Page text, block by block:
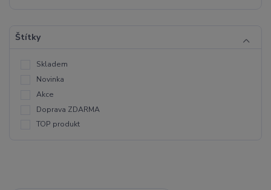
Štítky
Skladem
Novinka
Akce
Doprava ZDARMA
TOP produkt